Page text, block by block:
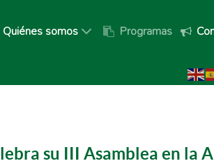
Quiénes somos Programas
su III Asamblea en la